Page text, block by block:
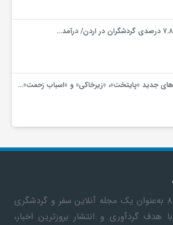
جدید «پایتخت»، «زیرخاکی» و «اسباب زحمت»…
از سال ۸۸ به‎‌عنوان یک مجله آنلاین سفر و گردشگری
هدف گردآوری و انتشار بروزترین اخبار،